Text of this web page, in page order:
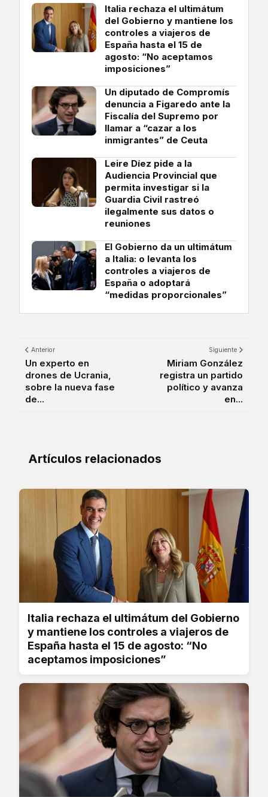
Italia rechaza el ultimátum
del Gobierno y mantiene los
controles a viajeros de
España hasta el 15 de
agosto: “No aceptamos
imposiciones”
Un diputado de Compromís
denuncia a Figaredo ante la
Fiscalía del Supremo por
llamar a “cazar a los
inmigrantes” de Ceuta
Leire Díez pide a la
Audiencia Provincial que
permita investigar si la
Guardia Civil rastreó
ilegalmente sus datos o
reuniones
El Gobierno da un ultimátum
a Italia: o levanta los
controles a viajeros de
España o adoptará
“medidas proporcionales”
Anterior
Un experto en
drones de Ucrania,
sobre la nueva fase
de...
Siguiente
Miriam González
registra un partido
político y avanza
en...
Artículos relacionados
Italia rechaza el ultimátum del Gobierno
y mantiene los controles a viajeros de
España hasta el 15 de agosto: “No
aceptamos imposiciones”